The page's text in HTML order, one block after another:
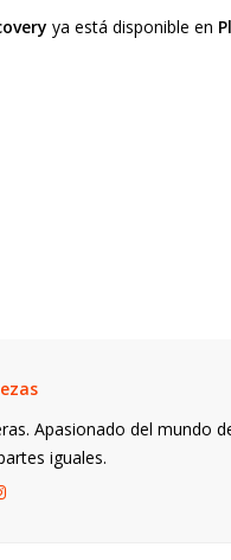
ya está disponible en
Apasionado del mundo
iguales.